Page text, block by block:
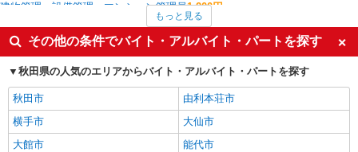
建物管理・設備管理・マンション管理員1,200円
1,170円
ファミリーレストラン・回転寿司
1,100円
飲食店
1,100円
保育士・保育補助
1,100円
由利本荘市の他の職種の平均時給を見る
もっと見る
その他の条件でバイト・アルバイト・パートを探す
秋田県の人気のエリアからバイト・アルバイト・パートを探す
秋田市
由利本荘市
横手市
大仙市
大館市
能代市